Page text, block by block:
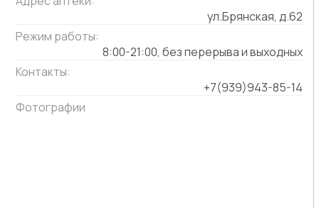
ул.Брянская, д.62
Режим работы:
8:00-21:00, без перерыва и выходных
Контакты:
+7(939)943-85-14
Фотографии